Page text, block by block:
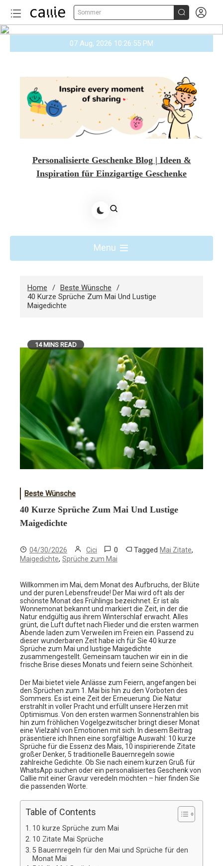
Sommer  
07 Aug, 2026 10:26:57 PM
Personalisierte Geschenke Blog | Ideen &
Inspiration für Einzigartige Geschenke
Menu
Home
Beste Wünsche
40 Kurze Sprüche Zum Mai Und Lustige
Maigedichte
14 MINS READ
Beste Wünsche
40 Kurze Sprüche Zum Mai Und Lustige
Maigedichte
04/30/2026 Cici 0 Tagged Mai Zitate,
Maigedichte, Sprüche zum Mai
Willkommen im Mai, dem Monat des Aufbruchs, der Blüte
und der puren Lebensfreude! Der Mai wird oft als der
schönste Monat des Frühlings bezeichnet. Er ist als
Wonnemonat bekannt und markiert die Zeit, in der die
Natur endgültig aus ihrem Winterschlaf erwacht. Alles
grünt, die Luft duftet nach Flieder und die ersten warmen
Abende laden zum Verweilen im Freien ein. Passend zu
dieser wunderbaren Zeit habe ich für Sie 40 kurze
Sprüche zum Mai und lustige Maigedichte
zusammengestellt. Gemeinsam tauchen wir ein in die
frische Brise dieses Monats und feiern seine Schönheit.
Der Mai bietet viele Anlässe zum Feiern, angefangen bei
den Sprüchen zum 1. Mai bis hin zu den Vorboten des
Sommers. Es ist eine Zeit der Erneuerung. Die Natur
erstrahlt in voller Pracht und erfüllt unsere Herzen mit
Optimismus. Von den ersten warmen Sonnenstrahlen bis
hin zum fröhlichen Vogelgezwitscher bringt dieser Monat
eine Vielzahl von Emotionen mit sich. In diesem Beitrag
präsentiere ich Ihnen eine sorgfältige Auswahl: 10 kurze
Sprüche für die Essenz des Mais, 10 inspirierende Zitate
großer Denker, 5 traditionelle Bauernregeln sowie
zahlreiche Gedichte. Ob Sie nach einem kurzen Gruß für
WhatsApp suchen oder ein personalisiertes Geschenk von
Callie mit einer Gravur veredeln möchten – hier finden Sie
die passenden Worte.
Table of Contents
10 kurze Sprüche zum Mai
10 Zitate Mai Sprüche
5 Bauernregeln für den Mai und Sprüche für den
Monat Mai